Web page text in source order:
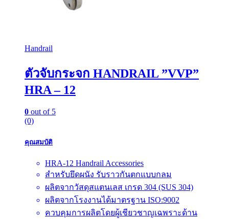
Handrail
ตัวจับกระจก HANDRAIL ”VVP”
HRA – 12
0 out of 5
(0)
คุณสมบัติ
HRA-12 Handrail Accessories
สำหรับยึดผนัง รับราวกันตกแบบกลม
ผลิตจากวัสดุสแตนเลส เกรด 304 (SUS 304)
ผลิตจากโรงงานได้มาตรฐาน ISO:9002
ควบคุมการผลิตโดยผู้เชียวชาญเฉพราะด้าน